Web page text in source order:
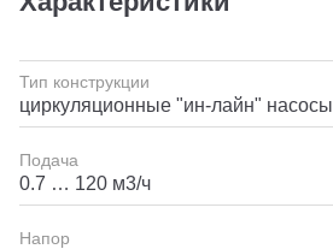
Тип конструкции
циркуляционные "ин-лайн" насосы
Подача
0.7 … 120 м3/ч
Напор